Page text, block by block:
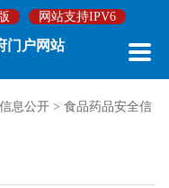
网站支持IPV6
门户网站
息公开 > 食品药品安全信